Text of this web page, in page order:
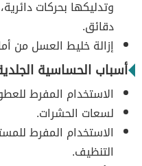
وتدليكها بحركات
دقائق.
إزالة خليط العسل من
أسباب الحساسية
الاستخدام المفرط
لسعات الحشرات.
الاستخدام المفرط
التنظيف.